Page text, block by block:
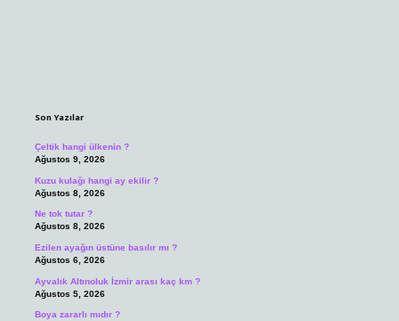
Son Yazılar
Çeltik hangi ülkenin ?
Ağustos 9, 2026
Kuzu kulağı hangi ay ekilir ?
Ağustos 8, 2026
Ne tok tutar ?
Ağustos 8, 2026
Ezilen ayağın üstüne basılır mı ?
Ağustos 6, 2026
Ayvalık Altınoluk İzmir arası kaç km ?
Ağustos 5, 2026
Boya zararlı mıdır ?